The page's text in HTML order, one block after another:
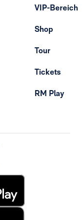
VIP-Bereich
Shop
Tour
Tickets
RM Play